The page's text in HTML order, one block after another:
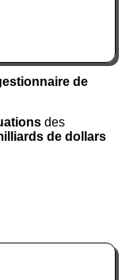
de
des
de dollars